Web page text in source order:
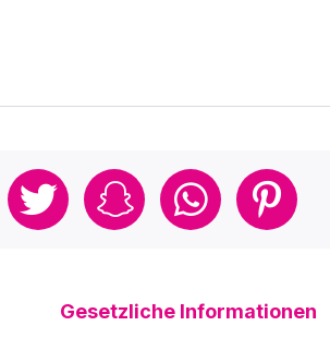
Gesetzliche Informationen